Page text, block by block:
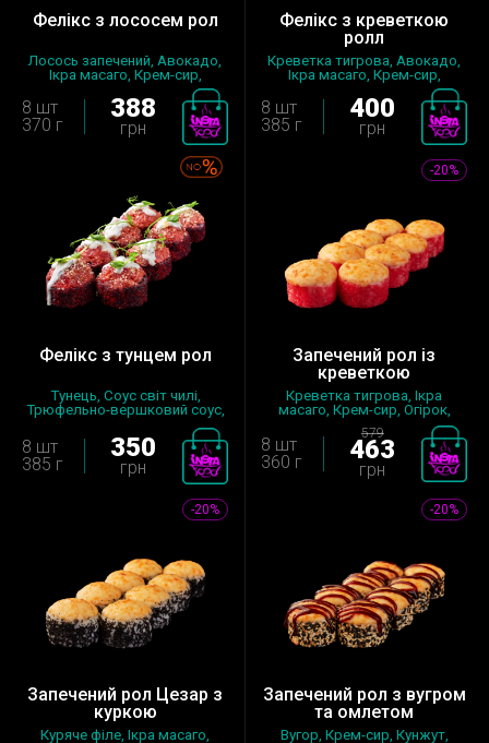
Фелікс з лососем рол
Лосось запечений, Авокадо,
Ікра масаго, Крем-сир,
8 шт
370 г
388
грн
Фелікс з креветкою
ролл
Креветка тигрова, Авокадо,
Ікра масаго, Крем-сир,
8 шт
385 г
400
грн
Фелікс з тунцем рол
Тунець, Соус світ чилі,
Трюфельно-вершковий соус,
8 шт
385 г
350
грн
-20%
Запечений рол із
креветкою
Креветка тигрова, Ікра
масаго, Крем-сир, Огірок,
Сирна ш...
8 шт
360 г
579
463
грн
-20%
Запечений рол Цезар з
куркою
Куряче філе, Ікра масаго,
-20%
Запечений рол з вугром
та омлетом
Вугор, Крем-сир, Кунжут,